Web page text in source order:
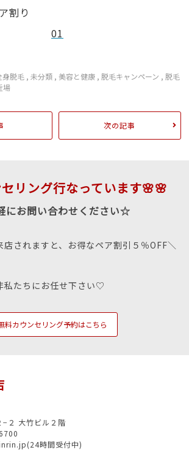
身脱毛 ,未分類 ,美容と健康 ,脱毛キャンペーン ,脱毛
次の記事
リング行なっています🌸🌸
にお問い合わせください☆
店されますと、お得なペア割引５％OFF＼
私たちにお任せ下さい♡
料カウンセリング予約はこちら
−２ 大竹ビル２階
時間受付中)